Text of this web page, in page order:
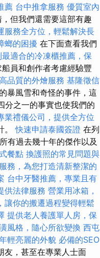
薦 台中推拿服務 優質室內
但我們還需要這部有趣
服務全方位，輕鬆解決長
螂的困擾 在下面查看我們
最適合的冷凍櫃推薦，保
員和創作者考慮經驗豐
品質的外燴服務 基隆徵信
暴風雪和奇怪的事件，這
分之一的事實也使我們的
業禮儀公司，提供全方位
。快速申請泰國簽證 在列
有過去幾十年的傑作以及
餐點 換護照的常見問題與
務，為您打造清新整潔的
台中牙醫推薦，專業且有
供法律服務 營業用冰箱，
讓你的搬遷過程變得輕鬆
提供老人養護單人房，保
風格，隨心所欲變換 西屯
輕亮麗的外貌 必備的SEO
友，甚至在專業人士面